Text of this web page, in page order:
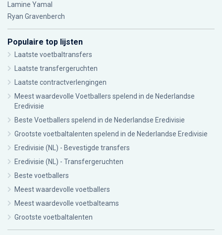
Lamine Yamal
Ryan Gravenberch
Populaire top lijsten
Laatste voetbaltransfers
Laatste transfergeruchten
Laatste contractverlengingen
Meest waardevolle Voetballers spelend in de Nederlandse
Eredivisie
Beste Voetballers spelend in de Nederlandse Eredivisie
Grootste voetbaltalenten spelend in de Nederlandse Eredivisie
Eredivisie (NL) - Bevestigde transfers
Eredivisie (NL) - Transfergeruchten
Beste voetballers
Meest waardevolle voetballers
Meest waardevolle voetbalteams
Grootste voetbaltalenten